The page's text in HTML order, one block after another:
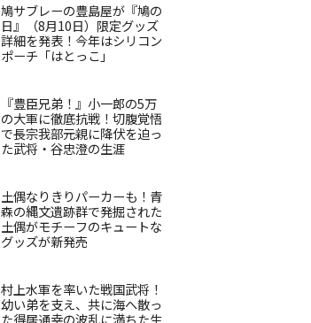
鳩サブレーの豊島屋が『鳩の
日』（8月10日）限定グッズ
詳細を発表！今年はシリコン
ポーチ「はとっこ」
『豊臣兄弟！』小一郎の5万
の大軍に徹底抗戦！切腹覚悟
で長宗我部元親に降伏を迫っ
た武将・谷忠澄の生涯
土偶なりきりパーカーも！青
森の縄文遺跡群で発掘された
土偶がモチーフのキュートな
グッズが新発売
村上水軍を率いた戦国武将！
幼い弟を支え、共に海へ散っ
た得居通幸の波乱に満ちた生